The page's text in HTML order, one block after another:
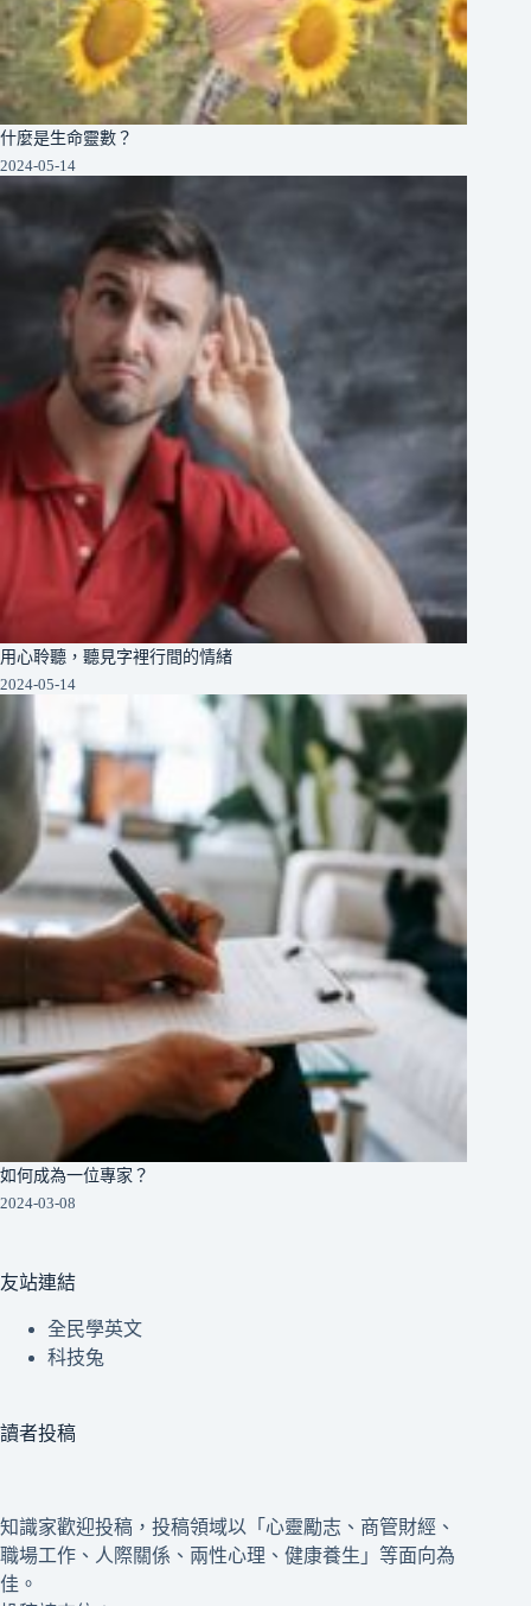
什麼是生命靈數？
2024-05-14
用心聆聽，聽見字裡行間的情緒
2024-05-14
如何成為一位專家？
2024-03-08
友站連結
全民學英文
科技兔
讀者投稿
知識家歡迎投稿，投稿領域以「心靈勵志、商管財經、
職場工作、人際關係、兩性心理、健康養生」等面向為
佳。